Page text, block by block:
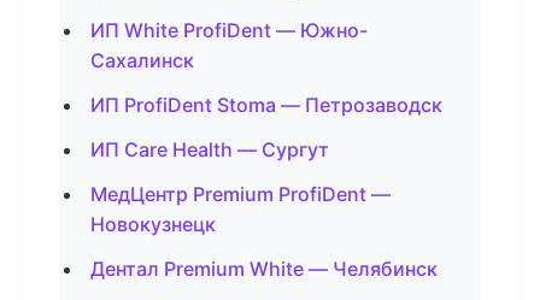
ИП White ProfiDent — Южно-
Сахалинск
ИП ProfiDent Stoma — Петрозаводск
ИП Care Health — Сургут
МедЦентр Premium ProfiDent —
Новокузнецк
Дентал Premium White — Челябинск